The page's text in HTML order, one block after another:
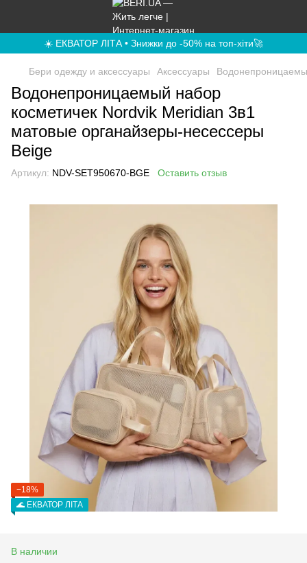
☀️ ЕКВАТОР ЛІТА • Знижки до -50% на топ-хіти🚀
Бери одежду и аксессуары Аксессуары
Водонепроницаемый набор
косметичек Nordvik Meridian 3в1
матовые органайзеры-несессеры
Beige
Артикул: NDV-SET950670-BGE Оставить отзыв
−18%
🌊 ЕКВАТОР ЛІТА
В наличии